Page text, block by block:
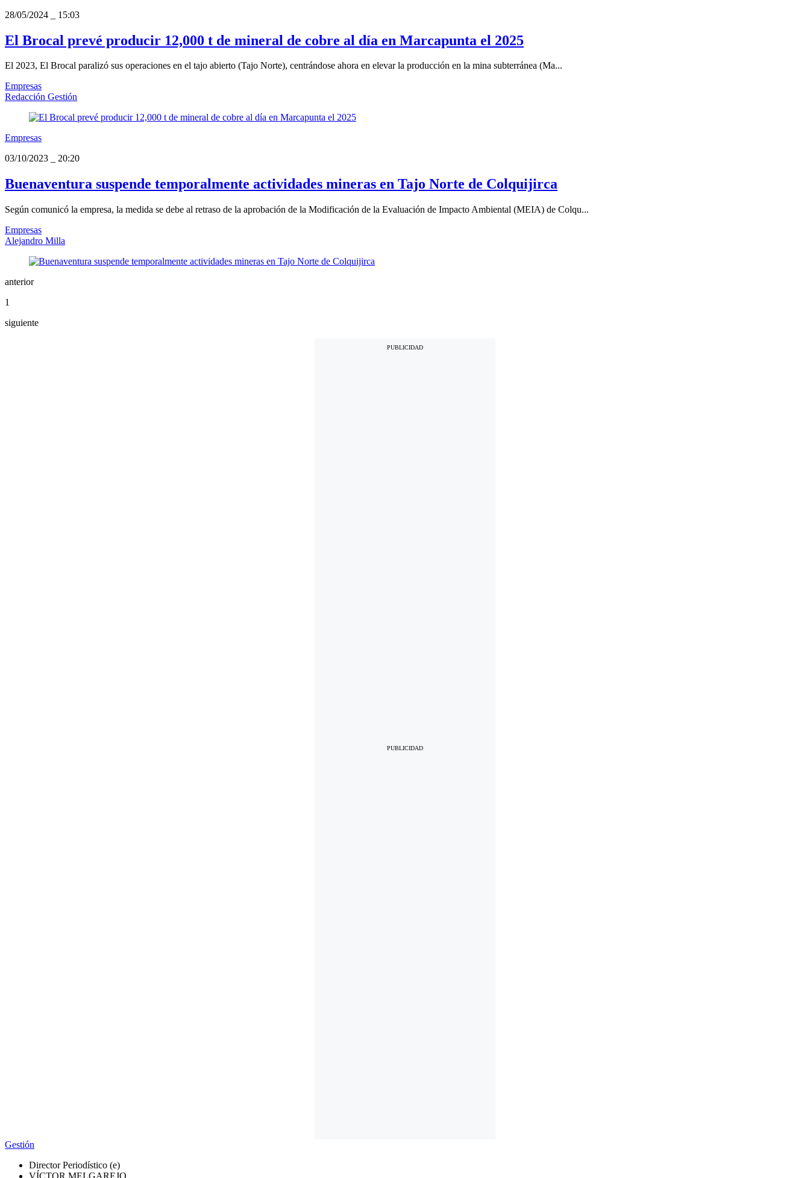
28/05/2024
15:03
El Brocal prevé producir 12,000 t de mineral de cobre al día en Marcapunta el 2025
El 2023, El Brocal paralizó sus operaciones en el tajo abierto (Tajo Norte), centrándose ahora en elevar la producción en la mina subterránea (Ma...
Empresas
Redacción Gestión
Empresas
03/10/2023
20:20
Buenaventura suspende temporalmente actividades mineras en Tajo Norte de Colquijirca
Según comunicó la empresa, la medida se debe al retraso de la aprobación de la Modificación de la Evaluación de Impacto Ambiental (MEIA) de Colqu...
Empresas
Alejandro Milla
anterior
1
siguiente
Gestión
Director Periodístico (e)